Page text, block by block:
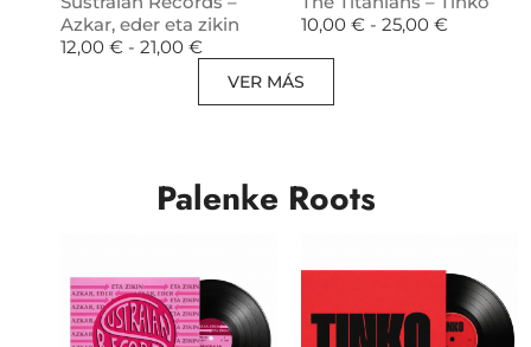
Azkar, eder eta zikin
12,00 € - 21,00 €
10,00 € - 25,00 €
VER MÁS
Palenke Roots